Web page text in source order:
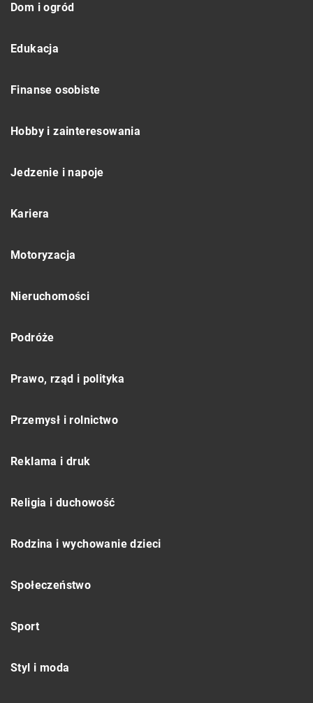
Dom i ogród
Edukacja
Finanse osobiste
Hobby i zainteresowania
Jedzenie i napoje
Kariera
Motoryzacja
Nieruchomości
Podróże
Prawo, rząd i polityka
Przemysł i rolnictwo
Reklama i druk
Religia i duchowość
Rodzina i wychowanie dzieci
Społeczeństwo
Sport
Styl i moda